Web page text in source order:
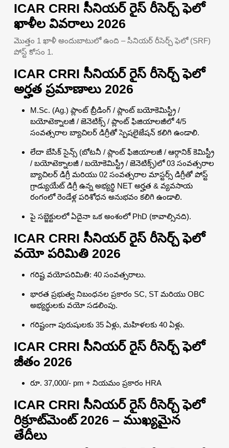
ICAR CRRI సీనియర్ రైస్ రీసెర్చ్ ఫెలో
ఖాళీల వివరాలు 2026
మొత్తం 1 ఖాళీ అందుబాటులో ఉంది – సీనియర్ రీసెర్చ్ ఫెలో (SRF)
పోస్ట్ కోసం 1.
ICAR CRRI సీనియర్ రైస్ రీసెర్చ్ ఫెలో
అర్హత ప్రమాణాలు 2026
M.Sc. (Ag.) ప్లాంట్ బ్రీడింగ్ / ప్లాంట్ బయోకెమిస్ట్రీ /
బయోటెక్నాలజీ / జెనెటిక్స్ / ప్లాంట్ ఫిజియాలజీలో 4/5
సంవత్సరాల బ్యాచిలర్ డిగ్రీతో స్పెషలైజేషన్ కలిగి ఉండాలి.
లేదా బేసిక్ సైన్స్ (బోటనీ / ప్లాంట్ ఫిజియాలజీ / ఆర్గానిక్ కెమిస్ట్రీ
/ బయోటెక్నాలజీ / బయోకెమిస్ట్రీ / జెనెటిక్స్)లో 03 సంవత్సరాల
బ్యాచిలర్ డిగ్రీ మరియు 02 సంవత్సరాల మాస్టర్స్ డిగ్రీతో పోస్ట్
గ్రాడ్యుయేట్ డిగ్రీ ఉన్న అభ్యర్థి NET అర్హత & వ్యవసాయ
రంగంలో రెండేళ్ల పరిశోధన అనుభవం కలిగి ఉండాలి.
పై సబ్జెక్టులలో ఏదైనా ఒక అంశంలో PhD (కావాల్సినది).
ICAR CRRI సీనియర్ రైస్ రీసెర్చ్ ఫెలో
వయో పరిమితి 2026
గరిష్ట వయోపరిమితి: 40 సంవత్సరాలు.
భారత ప్రభుత్వ నిబంధనల ప్రకారం SC, ST మరియు OBC
అభ్యర్థులకు వయో సడలింపు.
గరిష్టంగా పురుషులకు 35 ఏళ్లు, మహిళలకు 40 ఏళ్లు.
ICAR CRRI సీనియర్ రైస్ రీసెర్చ్ ఫెలో
జీతం 2026
రూ. 37,000/- pm + నియమం ప్రకారం HRA
ICAR CRRI సీనియర్ రైస్ రీసెర్చ్ ఫెలో
రిక్రూట్‌మెంట్ 2026 – ముఖ్యమైన
తేదీలు